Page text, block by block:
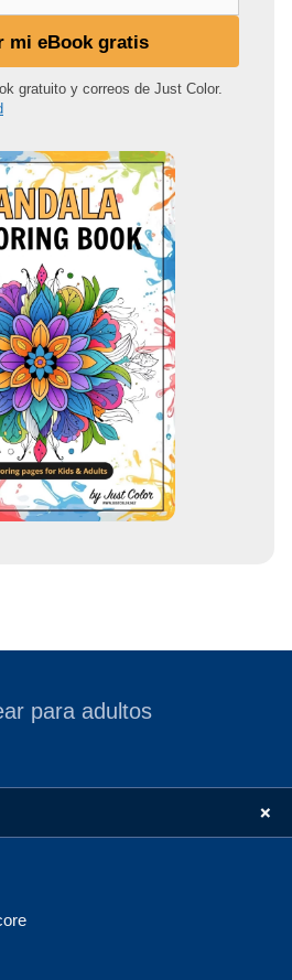
mi eBook gratis
gratuito y correos de Just Color.
para adultos
+